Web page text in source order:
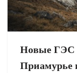
Новые ГЭС
Приамурье